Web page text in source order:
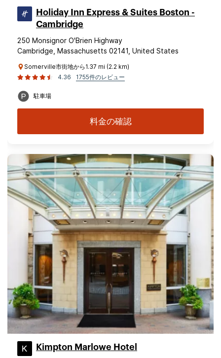
Holiday Inn Express & Suites Boston -
Cambridge
250 Monsignor O'Brien Highway
Cambridge, Massachusetts 02141, United States
Somerville市街地から1.37 mi (2.2 km)
4.36
1755件のレビュー
駐車場
料金の確認
Kimpton Marlowe Hotel